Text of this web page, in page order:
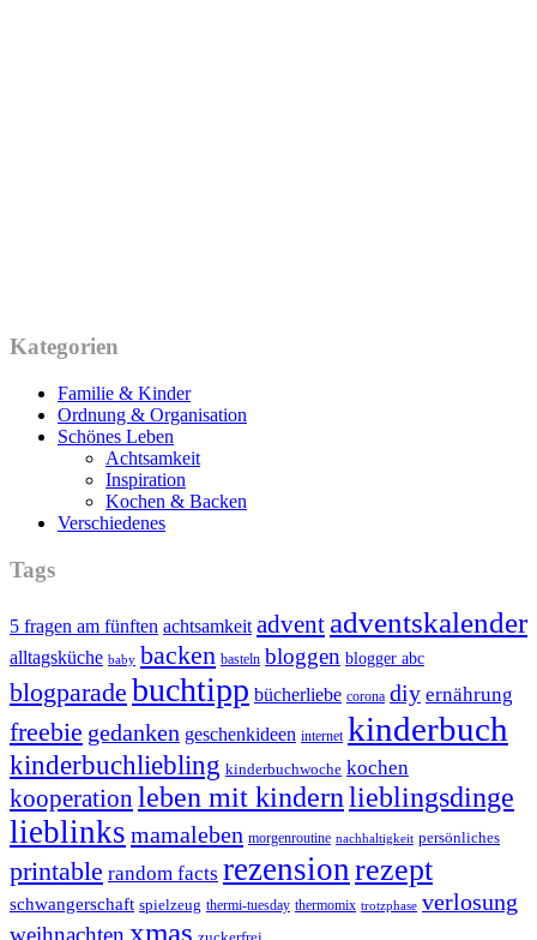
Kategorien
Familie & Kinder
Ordnung & Organisation
Schönes Leben
Achtsamkeit
Inspiration
Kochen & Backen
Verschiedenes
Tags
5 fragen am fünften achtsamkeit advent adventskalender
alltagsküche baby backen basteln bloggen blogger abc
blogparade buchtipp bücherliebe corona diy ernährung
freebie gedanken geschenkideen internet kinderbuch
kinderbuchliebling kinderbuchwoche kochen
kooperation leben mit kindernlieblingsdinge
lieblinks mamaleben morgenroutine nachhaltigkeit persönliches
printable random facts rezensionrezept
schwangerschaft spielzeug thermi-tuesday thermomix trotzphase verlosung
xmas